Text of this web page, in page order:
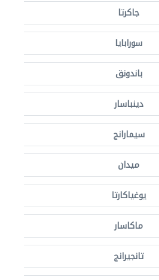
جاكرتا
سورابايا
باندونق
دينباسار
سيمارانج
ميدان
يوغياكارتا
ماكاسار
تانجيرانج